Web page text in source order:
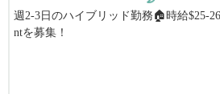
週2-3日のハイブリッド勤務🏠時給$25-
ntを募集！